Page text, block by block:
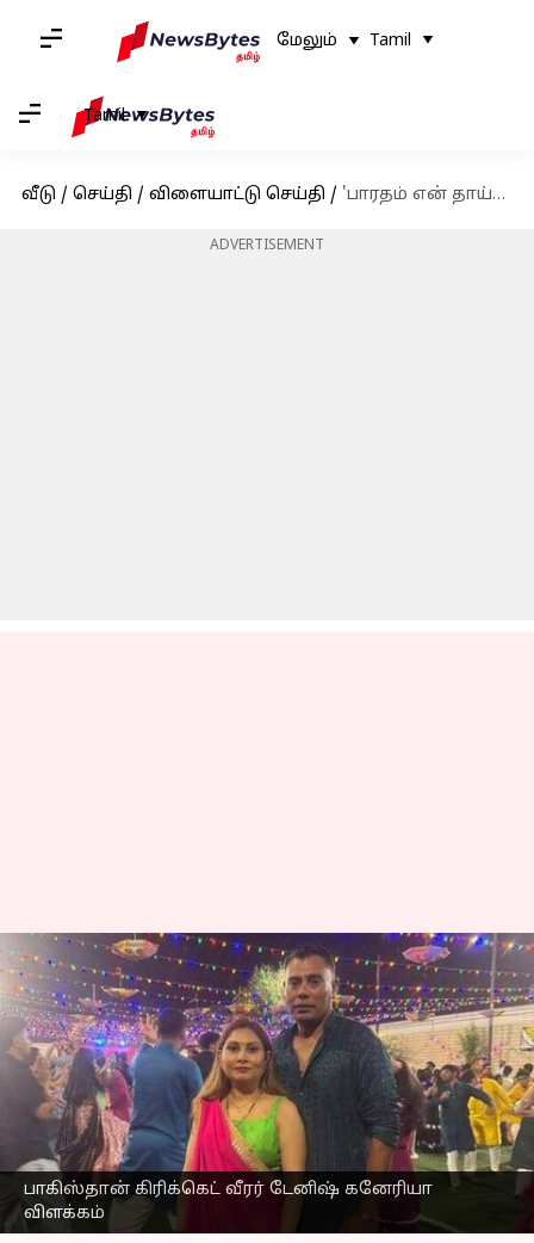
மேலும் Tamil
Tamil
வீடு / செய்தி / விளையாட்டு செய்தி / 'பாரதம் என் தாய்நாடு': இந்திய குடியுரிமை குறித்து பாகிஸ்தான் கிரிக்கெட் வீரர் டேனிஷ் கனேரியா விளக்கம்
ADVERTISEMENT
பாகிஸ்தான் கிரிக்கெட் வீரர் டேனிஷ் கனேரியா
விளக்கம்
'பாரதம் என் தாய்நாடு':
இந்திய குடியுரிமை
குறித்து பாகிஸ்தான்
கிரிக்கெட் வீரர் டேனிஷ்
கனேரியா விளக்கம்
எழுதியவர் Sekar Chinnappan Oct 05, 2025 08:48 am
செய்தி முன்னோட்டம்